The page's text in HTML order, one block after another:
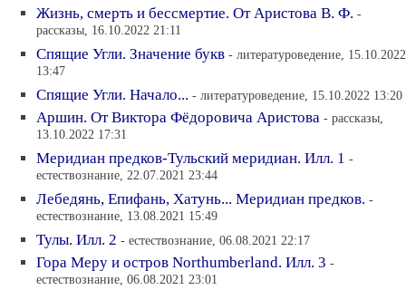
Жизнь, смерть и бессмертие. От Аристова В. Ф. -
рассказы, 16.10.2022 21:11
Спящие Угли. Значение букв - литературоведение, 15.10.2022
13:47
Спящие Угли. Начало... - литературоведение, 15.10.2022 13:20
Аршин. От Виктора Фёдоровича Аристова - рассказы,
13.10.2022 17:31
Меридиан предков-Тульский меридиан. Илл. 1 -
естествознание, 22.07.2021 23:44
Лебедянь, Епифань, Хатунь... Меридиан предков. -
естествознание, 13.08.2021 15:49
Тулы. Илл. 2 - естествознание, 06.08.2021 22:17
Гора Меру и остров Northumberland. Илл. 3 -
естествознание, 06.08.2021 23:01